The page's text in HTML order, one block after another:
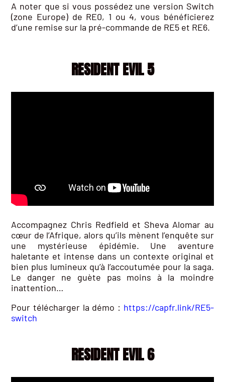
A noter que si vous possédez une version Switch
(zone Europe) de RE0, 1 ou 4, vous bénéficierez
d’une remise sur la pré-commande de RE5 et RE6.
RESIDENT EVIL 5
Accompagnez Chris Redfield et Sheva Alomar au
cœur de l’Afrique, alors qu’ils mènent l’enquête sur
une mystérieuse épidémie. Une aventure
haletante et intense dans un contexte original et
bien plus lumineux qu’à l’accoutumée pour la saga.
Le danger ne guète pas moins à la moindre
inattention…
Pour télécharger la démo : https://capfr.link/RE5-
switch
RESIDENT EVIL 6